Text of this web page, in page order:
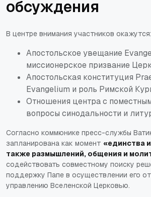
обсуждения
В центре внимания участников окажутся:
Апостольское увещание
миссионерское призвание
Апостольская конституция
Evangelium и роль Римской
Отношения центра с
вопросы синодальности и
Согласно коммюнике пресс-службы
запланирована как момент «единства
также размышлений, общения и
содействовать совместному поиску
поддержку Папе в осуществлении его
управлению Вселенской Церковью.